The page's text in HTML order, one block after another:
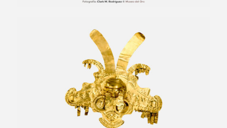
Diadema de prolongaciones
ascendentes